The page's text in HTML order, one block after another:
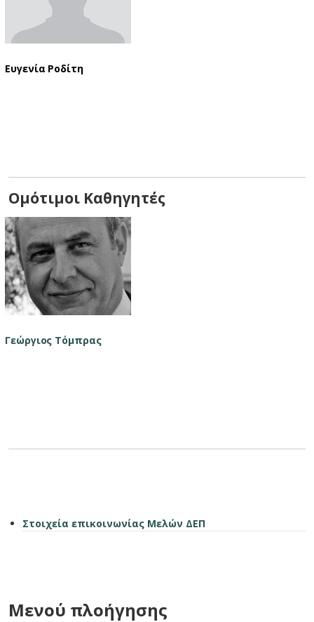
Ευγενία Ροδίτη
Ομότιμοι Καθηγητές
Γεώργιος Τόμπρας
Στοιχεία επικοινωνίας Μελών ΔΕΠ
Μενού πλοήγησης